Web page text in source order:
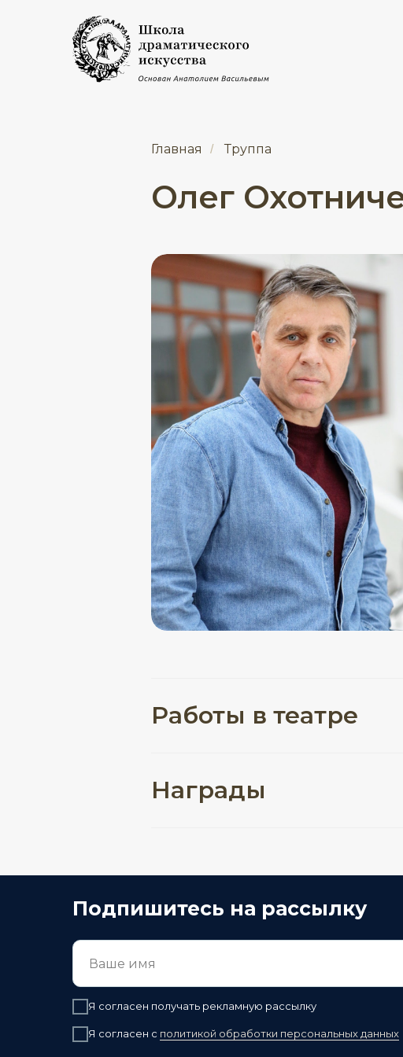
Главная / Труппа
Олег
Работы в театре
Награды
Подпишитесь на рассылку
Я согласен получать рекламную рассылку
Я согласен с политикой обработки персональных данных